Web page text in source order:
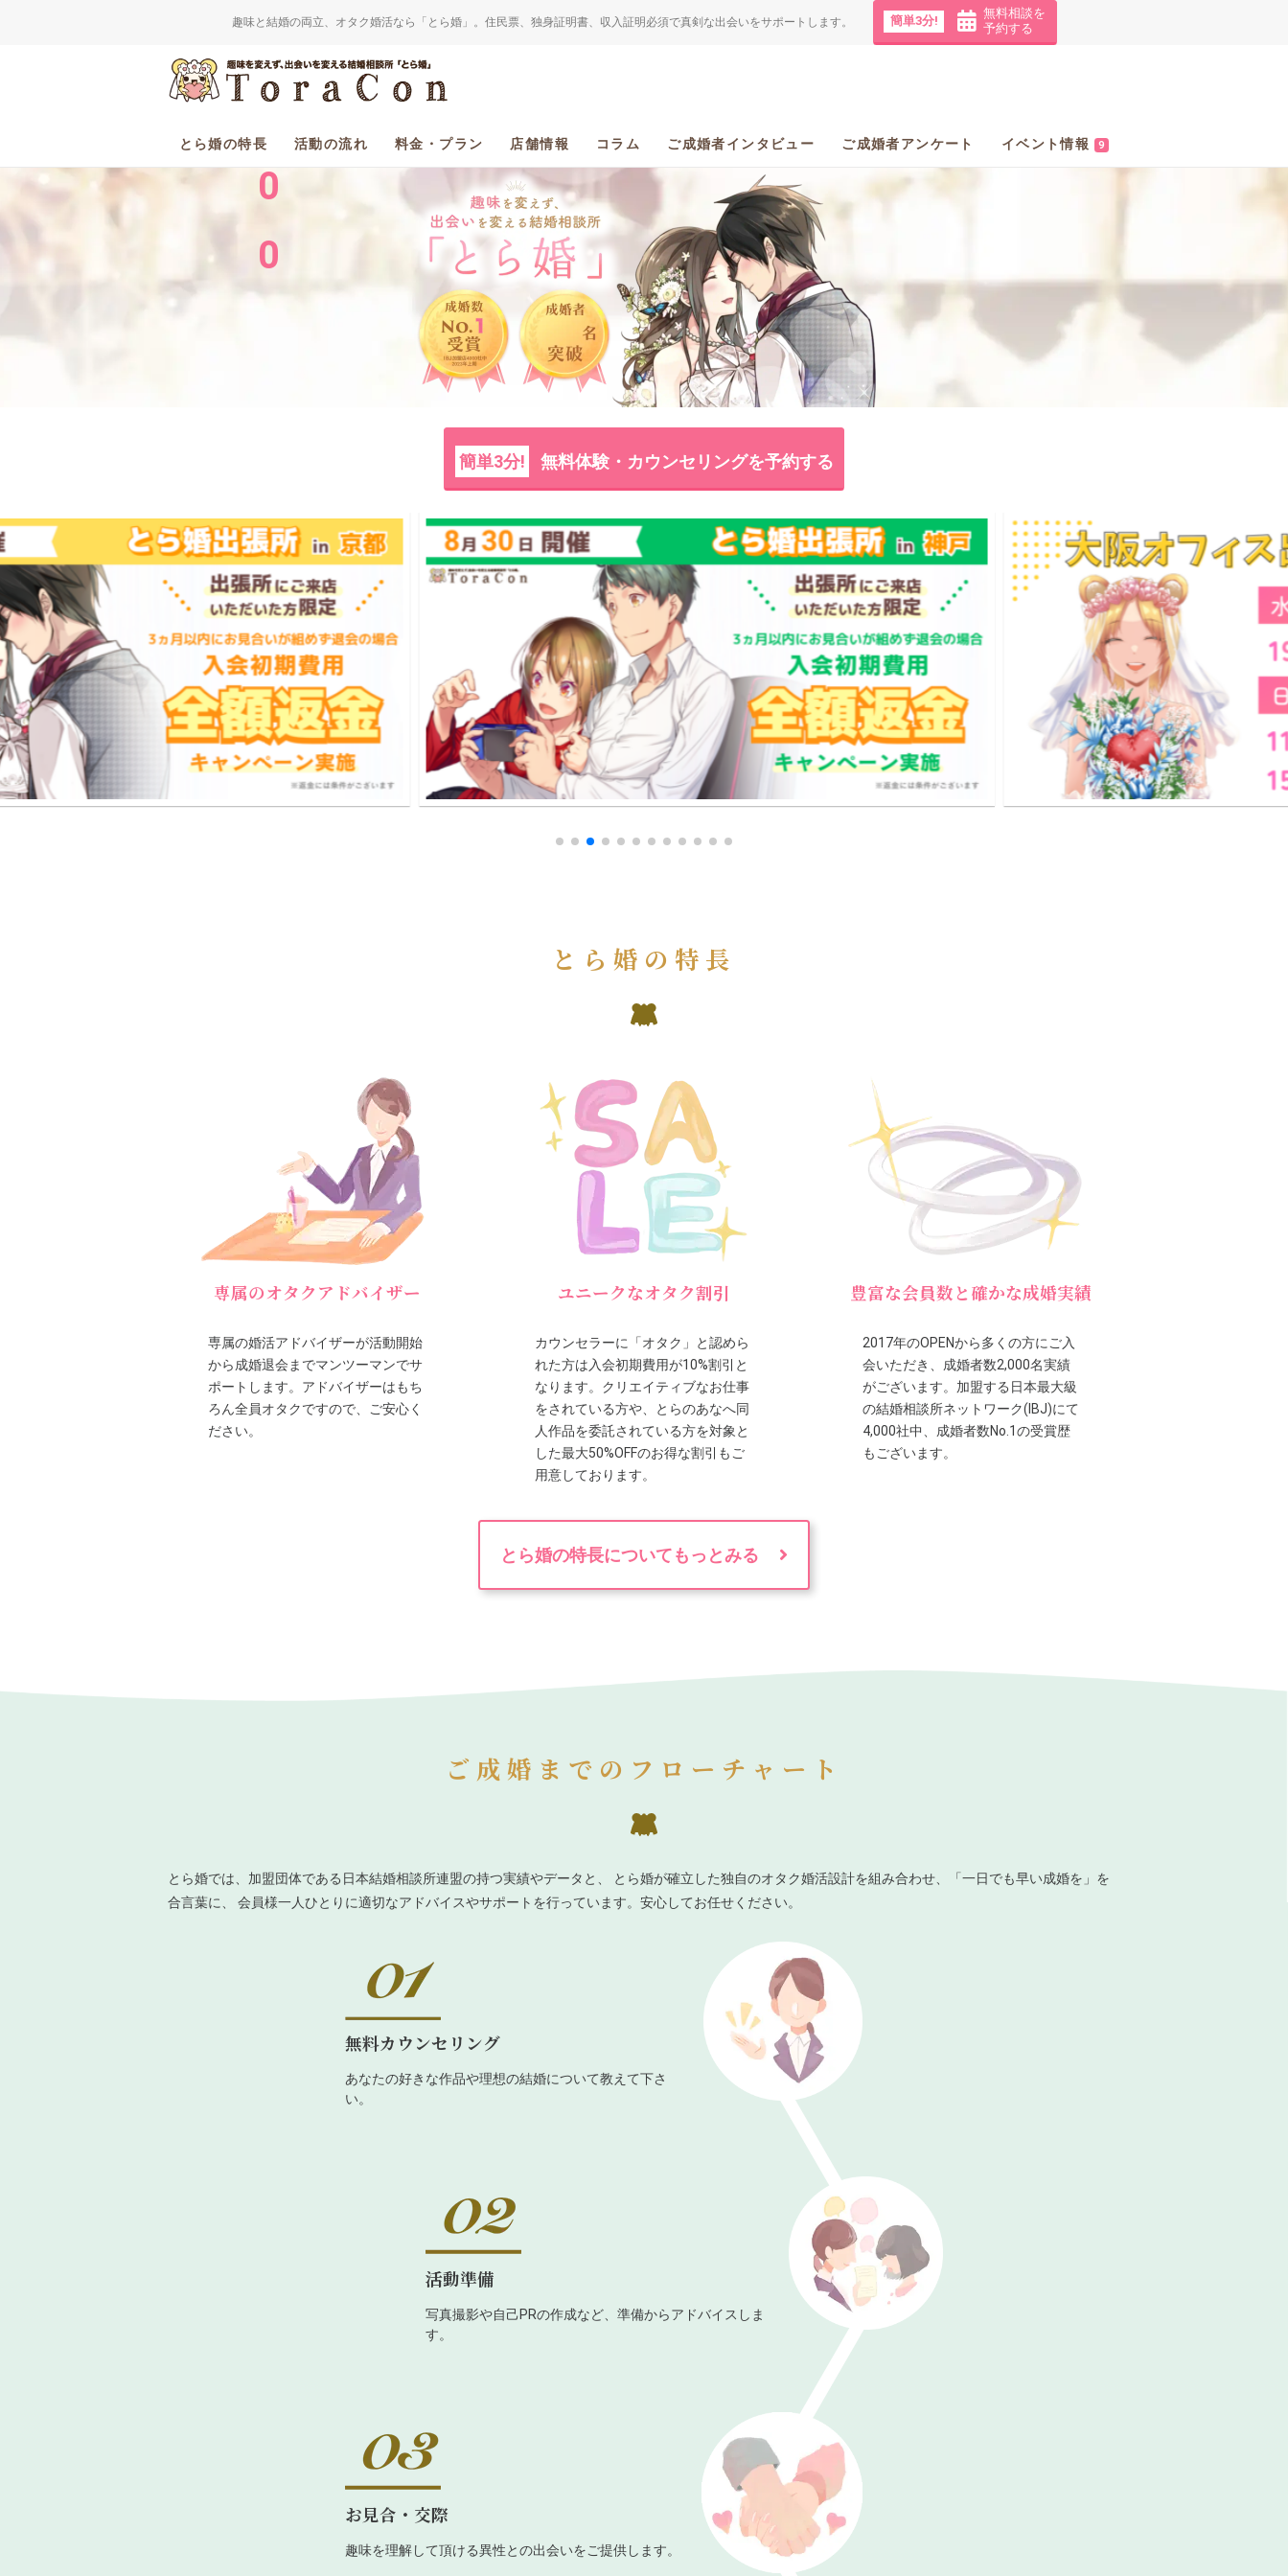
趣味と結婚の両立、オタク婚活なら「とら婚」。住民票、独身証明書、収入証明必須で真剣な出会いをサポートします。 簡単3分!
無料相談を
予約する
とら婚の特長 活動の流れ 料金・プラン 店舗情報 コラム ご成婚者インタビュー ご成婚者アンケート イベント情報 9
2
0
0
0
簡単3分! 無料体験・カウンセリングを予約する
とら婚の特長
専属のオタクアドバイザー
専属の婚活アドバイザーが活動開始
から成婚退会までマンツーマンでサ
ポートします。アドバイザーはもち
ろん全員オタクですので、ご安心く
ださい。
ユニークなオタク割引
カウンセラーに「オタク」と認めら
れた方は入会初期費用が10%割引と
なります。クリエイティブなお仕事
をされている方や、とらのあなへ同
人作品を委託されている方を対象と
した最大50%OFFのお得な割引もご
用意しております。
豊富な会員数と確かな成婚実績
2017年のOPENから多くの方にご入
会いただき、成婚者数2,000名実績
がございます。加盟する日本最大級
の結婚相談所ネットワーク(IBJ)にて
4,000社中、成婚者数No.1の受賞歴
もございます。
とら婚の特長についてもっとみる
ご成婚までのフローチャート
とら婚では、加盟団体である日本結婚相談所連盟の持つ実績やデータと、 とら婚が確立した独自のオタク婚活設計を組み合わせ、「一日でも早い成婚を」を
合言葉に、 会員様一人ひとりに適切なアドバイスやサポートを行っています。安心してお任せください。
無料カウンセリング
あなたの好きな作品や理想の結婚について教えて下さ
い。
活動準備
写真撮影や自己PRの作成など、準備からアドバイスしま
す。
お見合・交際
趣味を理解して頂ける異性との出会いをご提供します。